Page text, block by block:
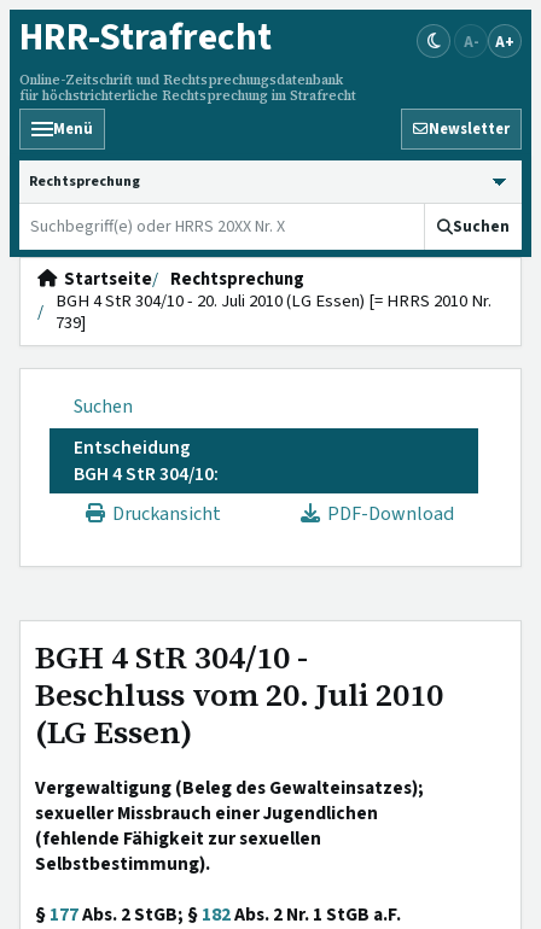
HRR-Strafrecht
Online-Zeitschrift und Rechtsprechungsdatenbank
für höchstrichterliche Rechtsprechung im Strafrecht
A- A+
Menü Newsletter
HRRS durchsuchen
Suchen
Startseite
Rechtsprechung
BGH 4 StR 304/10 - 20. Juli 2010 (LG Essen) [= HRRS 2010 Nr.
739]
Suchen
Entscheidung
BGH 4 StR 304/10:
Druckansicht
PDF-Download
BGH 4 StR 304/10 -
Beschluss vom 20. Juli 2010
(LG Essen)
Vergewaltigung (Beleg des Gewalteinsatzes);
sexueller Missbrauch einer Jugendlichen
(fehlende Fähigkeit zur sexuellen
Selbstbestimmung).
§177Abs. 2 StGB; §182Abs. 2 Nr. 1 StGB a.F.